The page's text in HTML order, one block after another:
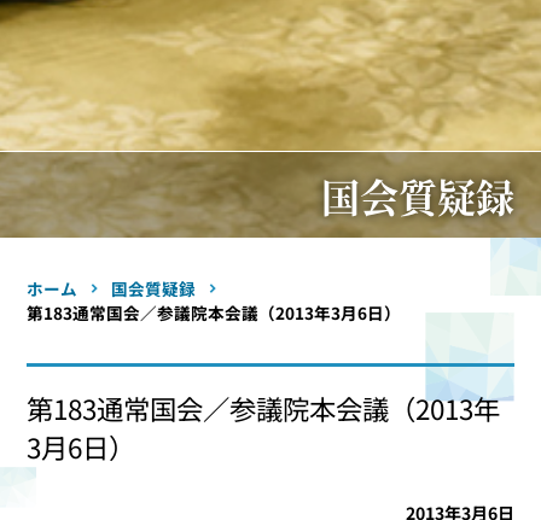
国会質疑録
ホーム
国会質疑録
第183通常国会／参議院本会議（2013年3月6日）
第183通常国会／参議院本会議（2013年
3月6日）
2013年3月6日